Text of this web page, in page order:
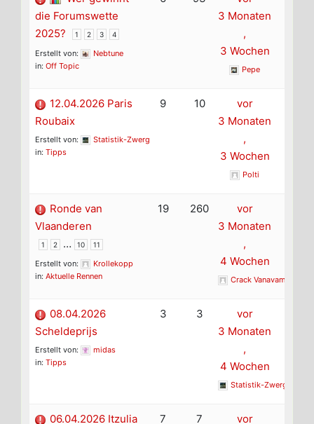
die Forumswette
2025?
1 2 3 4
Erstellt von:
Nebtune
in: Off Topic
3 Monaten
,
3 Wochen
Pepe
12.04.2026 Paris
Roubaix
Erstellt von:
Statistik-Zwerg
in: Tipps
9 10
vor
3 Monaten
,
3 Wochen
Polti
Ronde van
Vlaanderen
1 2 … 10 11
Erstellt von:
Krollekopp
in: Aktuelle Rennen
19 260
vor
3 Monaten
,
4 Wochen
Crack Vanavama
08.04.2026
Scheldeprijs
Erstellt von:
midas
in: Tipps
3 3
vor
3 Monaten
,
4 Wochen
Statistik-Zwerg
06.04.2026 Itzulia
7 7
vor